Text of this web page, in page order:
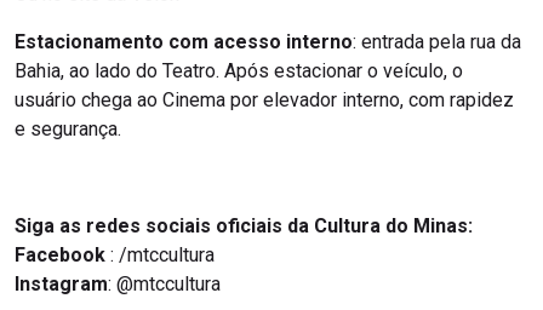
Estacionamento com acesso interno: entrada pela rua da
Bahia, ao lado do Teatro. Após estacionar o veículo, o
usuário chega ao Cinema por elevador interno, com rapidez
e segurança.
Siga as redes sociais oficiais da Cultura do Minas:
Facebook : /mtccultura
Instagram: @mtccultura